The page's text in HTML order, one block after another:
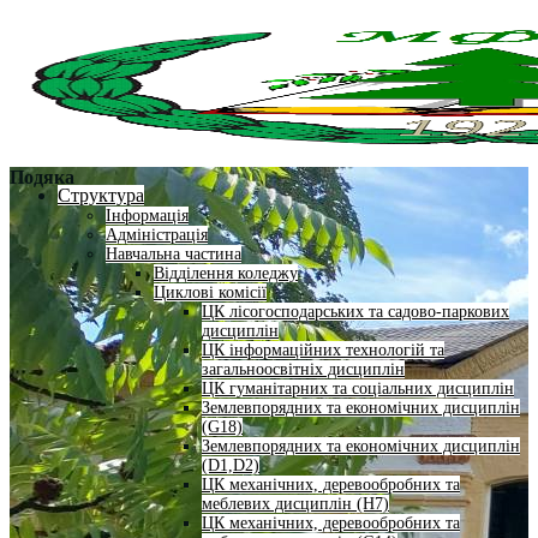
Структура
Інформація
Адміністрація
Навчальна частина
Відділення коледжу
Циклові комісії
ЦК лісогосподарських та садово-паркових
дисциплін
ЦК інформаційних технологій та
загальноосвітніх дисциплін
ЦК гуманітарних та соціальних дисциплін
Землевпорядних та економічних дисциплін
(G18)
Землевпорядних та економічних дисциплін
(D1,D2)
ЦК механічних, деревообробних та
меблевих дисциплін (H7)
ЦК механічних, деревообробних та
Подяка